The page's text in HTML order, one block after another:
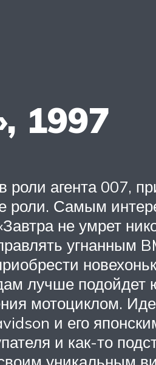
1997
агента 007,
роли. Самым
не умрет
угнанным
лучше подойдет
мотоциклом.
и его
и как-то